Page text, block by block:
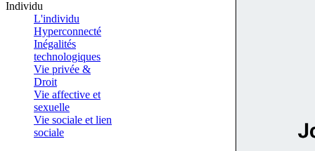
Individu
L'individu
Hyperconnecté
Inégalités
technologiques
Vie privée &
Droit
Vie affective et
sexuelle
Vie sociale et lien
sociale